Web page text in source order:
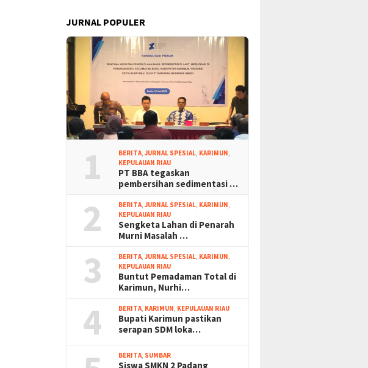
JURNAL POPULER
1 BERITA,JURNAL SPESIAL, KARIMUN,
KEPULAUAN RIAU
PT BBA tegaskan
pembersihan sedimentasi …
2 BERITA,JURNAL SPESIAL, KARIMUN,
KEPULAUAN RIAU
Sengketa Lahan di Penarah
Murni Masalah …
3 BERITA,JURNAL SPESIAL, KARIMUN,
KEPULAUAN RIAU
Buntut Pemadaman Total di
Karimun, Nurhi…
4 BERITA, KARIMUN, KEPULAUAN RIAU
Bupati Karimun pastikan
serapan SDM loka…
BERITA, SUMBAR
Siswa SMKN 2 Padang